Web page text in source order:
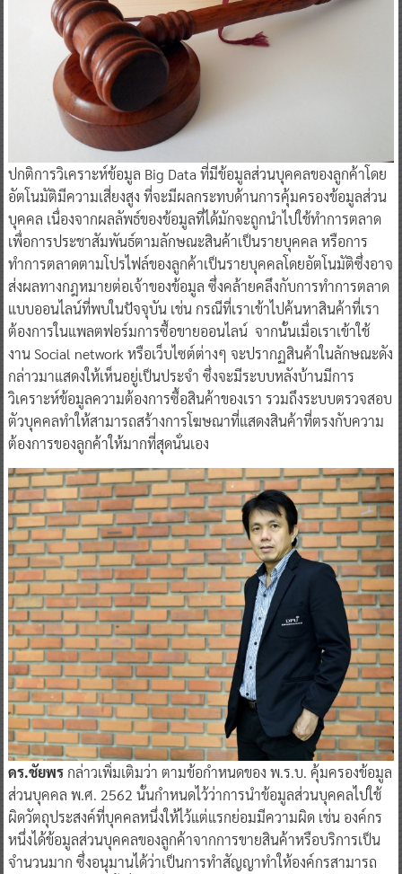
ปกติการวิเคราะห์ข้อมูล Big Data ที่มีข้อมูลส่วนบุคคลของลูกค้าโดย
อัตโนมัติมีความเสี่ยงสูง ที่จะมีผลกระทบด้านการคุ้มครองข้อมูลส่วน
บุคคล เนื่องจากผลลัพธ์ของข้อมูลที่ได้มักจะถูกนำไปใช้ทำการตลาด
เพื่อการประชาสัมพันธ์ตามลักษณะสินค้าเป็นรายบุคคล หรือการ
ทำการตลาดตามโปรไฟล์ของลูกค้าเป็นรายบุคคลโดยอัตโนมัติซึ่งอาจ
ส่งผลทางกฎหมายต่อเจ้าของข้อมูล ซึ่งคล้ายคลึงกับการทำการตลาด
แบบออนไลน์ที่พบในปัจจุบัน เช่น กรณีที่เราเข้าไปค้นหาสินค้าที่เรา
ต้องการในแพลตฟอร์มการซื้อขายออนไลน์ จากนั้นเมื่อเราเข้าใช้
งาน Social network หรือเว็บไซต์ต่างๆ จะปรากฏสินค้าในลักษณะดัง
กล่าวมาแสดงให้เห็นอยู่เป็นประจำ ซึ่งจะมีระบบหลังบ้านมีการ
วิเคราะห์ข้อมูลความต้องการซื้อสินค้าของเรา รวมถึงระบบตรวจสอบ
ตัวบุคคลทำให้สามารถสร้างการโฆษณาที่แสดงสินค้าที่ตรงกับความ
ต้องการของลูกค้าให้มากที่สุดนั่นเอง
ดร.ชัยพรกล่าวเพิ่มเติมว่า ตามข้อกำหนดของ พ.ร.บ. คุ้มครองข้อมูล
ส่วนบุคคล พ.ศ. 2562 นั้นกำหนดไว้ว่าการนำข้อมูลส่วนบุคคลไปใช้
ผิดวัตถุประสงค์ที่บุคคลหนึ่งให้ไว้แต่แรกย่อมมีความผิด เช่น องค์กร
หนึ่งได้ข้อมูลส่วนบุคคลของลูกค้าจากการขายสินค้าหรือบริการเป็น
จำนวนมาก ซึ่งอนุมานได้ว่าเป็นการทำสัญญาทำให้องค์กรสามารถ